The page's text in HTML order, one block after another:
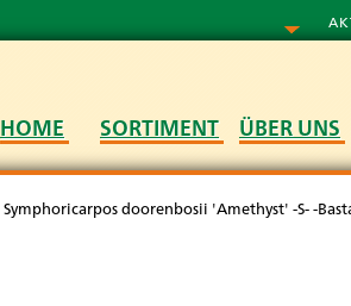
HOME SORTIMENT ÜBER UNS
Symphoricarpos doorenbosii 'Amethyst' -S- -